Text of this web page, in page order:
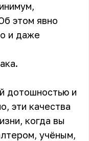
этом явно
и даже
дотошностью и
эти качества
когда вы
учёным,